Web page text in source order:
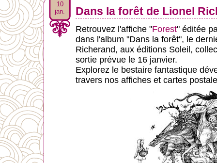
10
jan.
Dans la forêt de Lionel
Retrouvez l'affiche "Forest" éditée
dans l'album "Dans la forêt", le
Richerand, aux éditions Soleil,
sortie prévue le 16 janvier.
Explorez le bestaire fantastique
travers nos affiches et cartes